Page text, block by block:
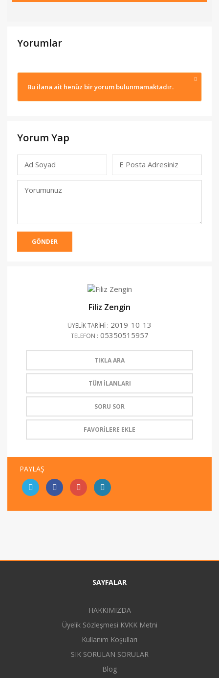
Yorumlar
Bu ilana ait henüz bir yorum bulunmamaktadır.
Yorum Yap
Ad Soyad E Posta Adresiniz
Yorumunuz
GÖNDER
Filiz Zengin
ÜYELİK TARİHİ : 2019-10-13
TELEFON : 05350515957
TIKLA ARA
TÜM İLANLARI
SORU SOR
FAVORİLERE EKLE
PAYLAŞ
SAYFALAR
HAKKIMIZDA
Üyelik Sözleşmesi KVKK Metni
Kullanım Koşulları
SIK SORULAN SORULAR
Blog